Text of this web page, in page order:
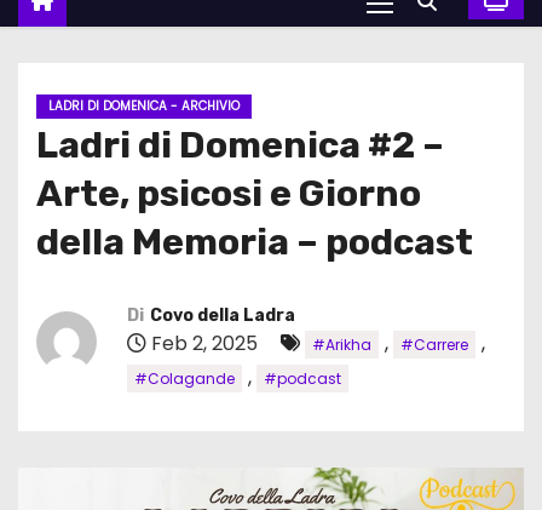
LADRI DI DOMENICA - ARCHIVIO
Ladri di Domenica #2 –
Arte, psicosi e Giorno
della Memoria – podcast
Di Covo della Ladra
Feb 2, 2025 #Arikha , #Carrere ,
#Colagande , #podcast